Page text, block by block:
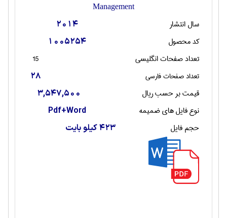
Management
سال انتشار 2014
کد محصول 1005254
تعداد صفحات انگليسی
15
تعداد صفحات فارسی
28
قیمت بر حسب ریال 3,547,500
نوع فایل های ضمیمه Pdf+Word
حجم فایل 423 کیلو بایت